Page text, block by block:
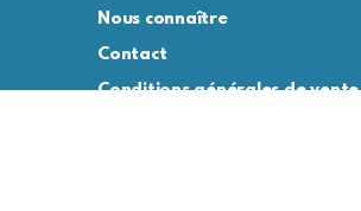
Nous connaître
Contact
Conditions générales de vente